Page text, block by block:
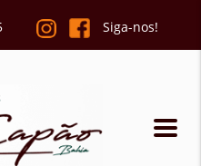
Siga-nos!